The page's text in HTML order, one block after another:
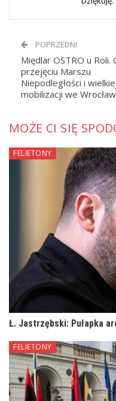
POPRZEDNI
Międlar OSTRO u Roli.
przejęciu Marszu
Niepodległości i
mobilizacji we
MOŻE CI SIĘ
FELIETONY
Ł. Jastrzębski: Pułapka
FELIETONY